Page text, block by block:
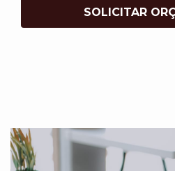
SOLICITAR